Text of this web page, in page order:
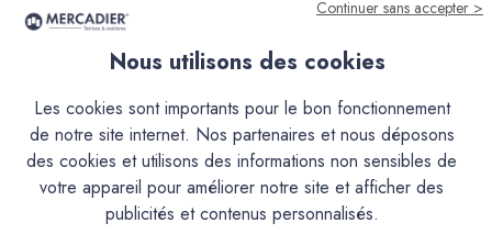
Caractéristiques
Documentation Technique
Continuer sans accepter >
Nous utilisons des cookies
Les cookies sont importants pour le bon fonctionnement
de notre site internet. Nos partenaires et nous déposons
des cookies et utilisons des informations non sensibles de
votre appareil pour améliorer notre site et afficher des
publicités et contenus personnalisés.